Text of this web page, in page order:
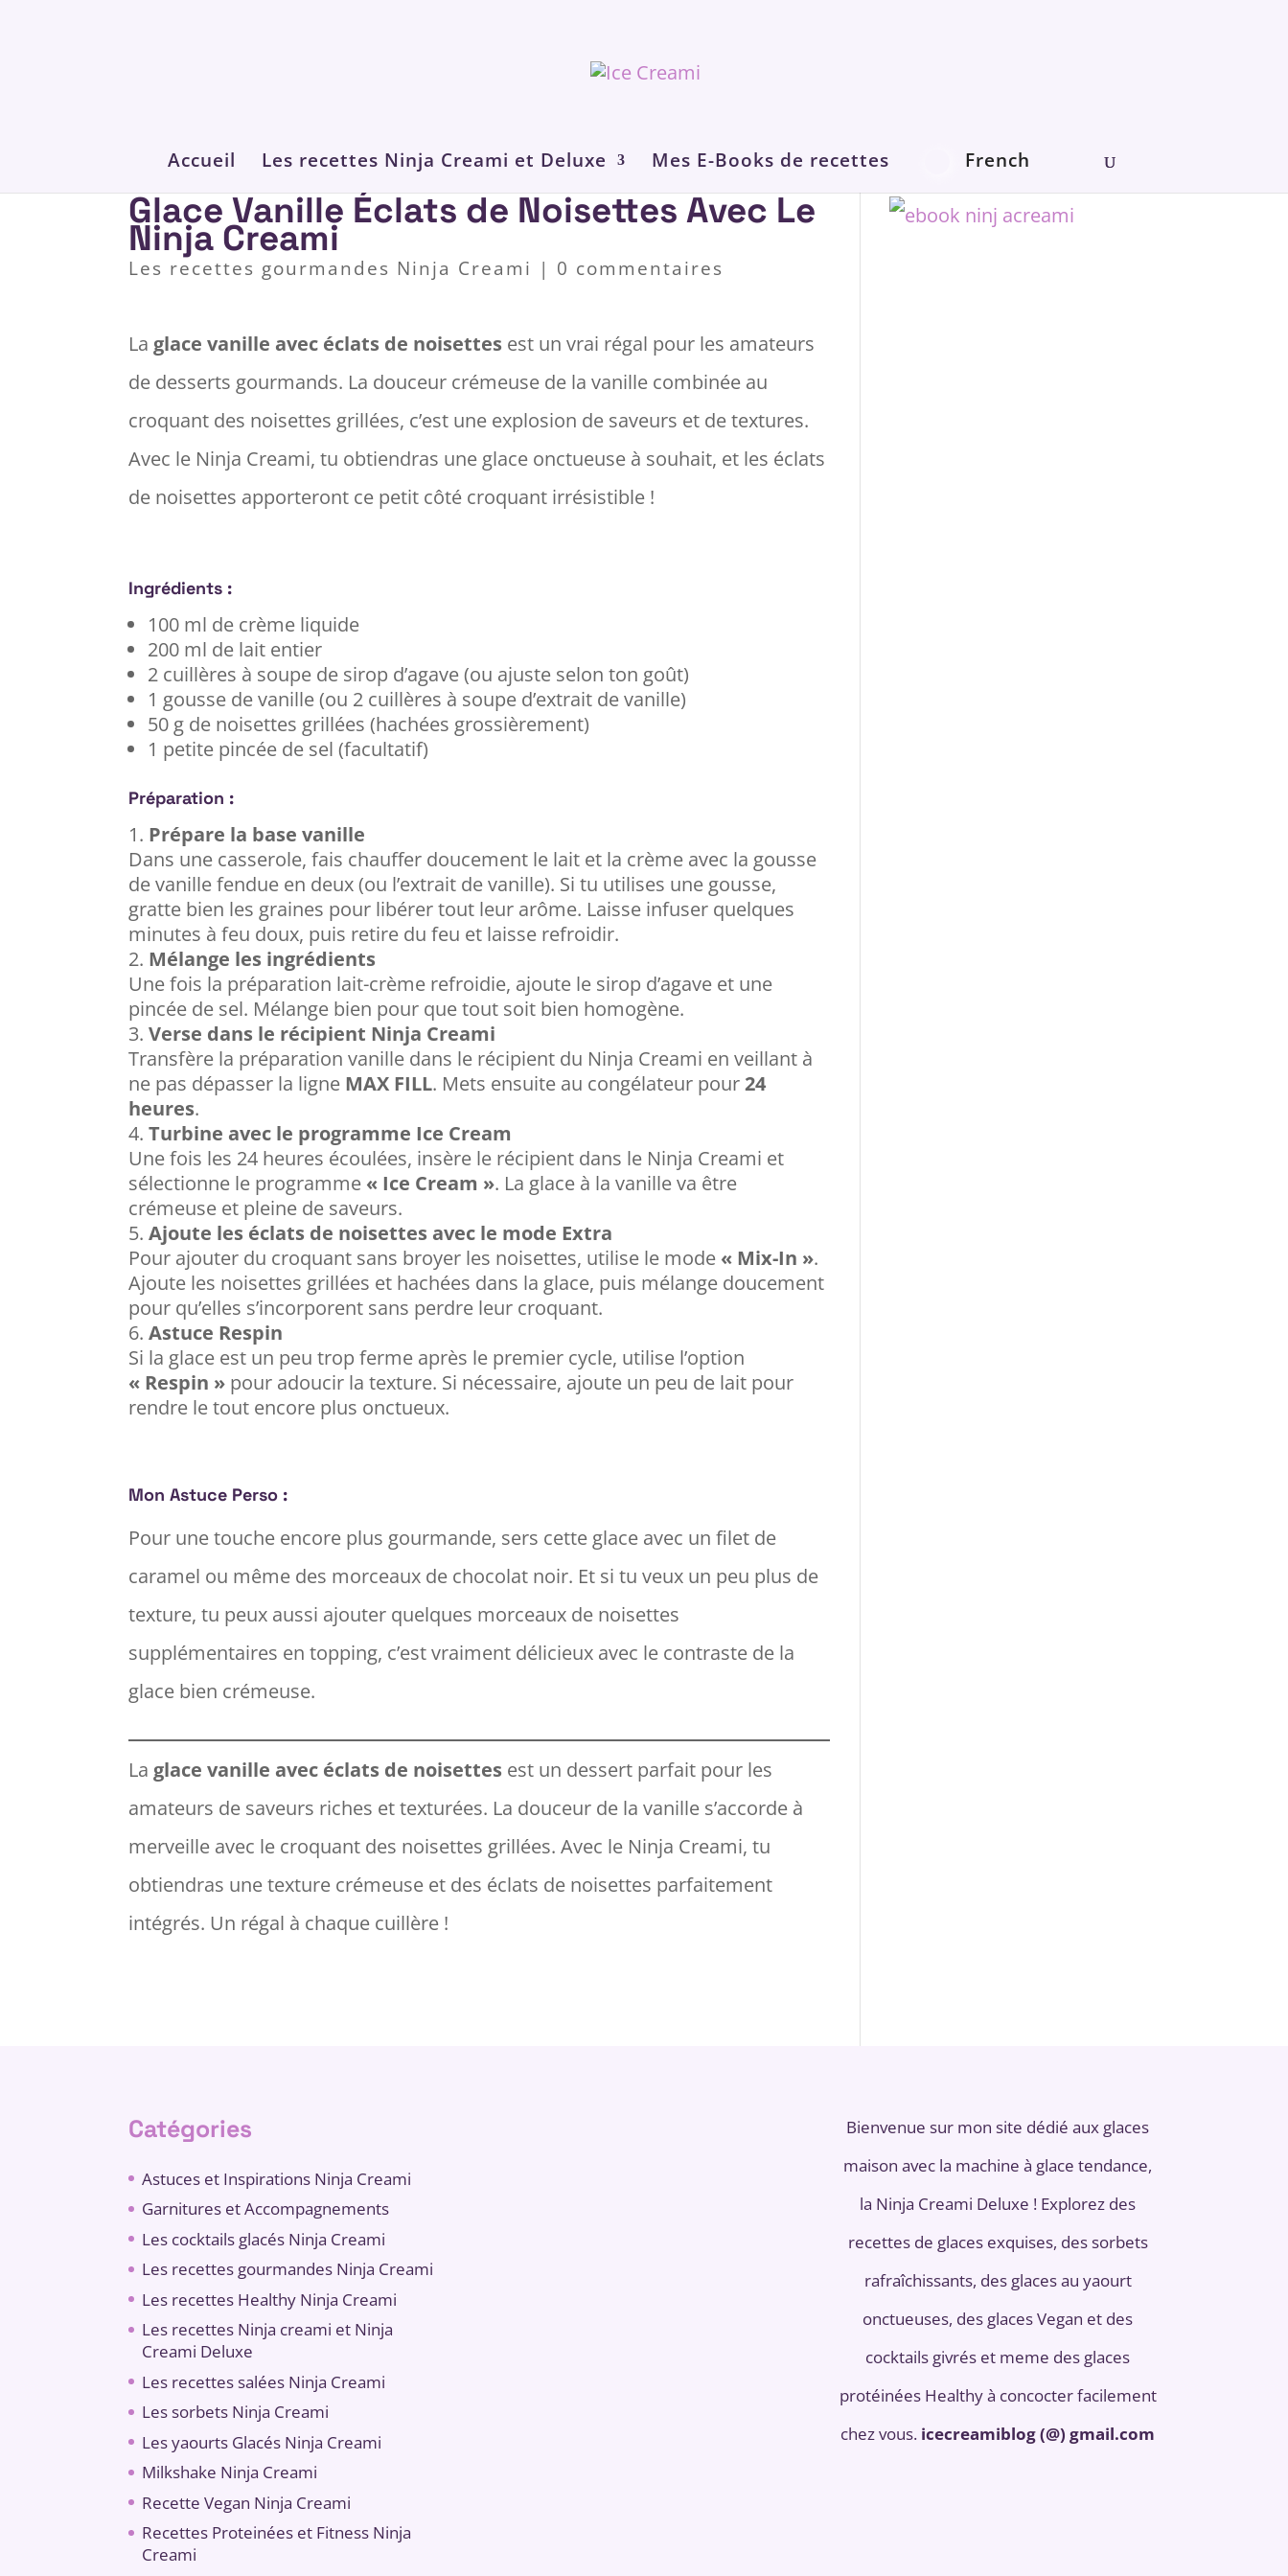
Accueil Les recettes Ninja Creami et Deluxe Mes E-Books de recettes French
Glace Vanille Éclats de Noisettes Avec Le
Ninja Creami
Les recettes gourmandes Ninja Creami | 0 commentaires
La glace vanille avec éclats de noisettes est un vrai régal pour les amateurs
de desserts gourmands. La douceur crémeuse de la vanille combinée au
croquant des noisettes grillées, c’est une explosion de saveurs et de textures.
Avec le Ninja Creami, tu obtiendras une glace onctueuse à souhait, et les éclats
de noisettes apporteront ce petit côté croquant irrésistible !
Ingrédients :
100 ml de crème liquide
200 ml de lait entier
2 cuillères à soupe de sirop d’agave (ou ajuste selon ton goût)
1 gousse de vanille (ou 2 cuillères à soupe d’extrait de vanille)
50 g de noisettes grillées (hachées grossièrement)
1 petite pincée de sel (facultatif)
Préparation :
Prépare la base vanille
Dans une casserole, fais chauffer doucement le lait et la crème avec la gousse
de vanille fendue en deux (ou l’extrait de vanille). Si tu utilises une gousse,
gratte bien les graines pour libérer tout leur arôme. Laisse infuser quelques
minutes à feu doux, puis retire du feu et laisse refroidir.
Mélange les ingrédients
Une fois la préparation lait-crème refroidie, ajoute le sirop d’agave et une
pincée de sel. Mélange bien pour que tout soit bien homogène.
Verse dans le récipient Ninja Creami
Transfère la préparation vanille dans le récipient du Ninja Creami en veillant à
ne pas dépasser la ligne MAX FILL. Mets ensuite au congélateur pour24
heures.
Turbine avec le programme Ice Cream
Une fois les 24 heures écoulées, insère le récipient dans le Ninja Creami et
sélectionne le programme « Ice Cream ». La glace à la vanille va être
crémeuse et pleine de saveurs.
Ajoute les éclats de noisettes avec le mode Extra
Pour ajouter du croquant sans broyer les noisettes, utilise le mode « Mix-In ».
Ajoute les noisettes grillées et hachées dans la glace, puis mélange doucement
pour qu’elles s’incorporent sans perdre leur croquant.
Astuce Respin
Si la glace est un peu trop ferme après le premier cycle, utilise l’option
« Respin » pour adoucir la texture. Si nécessaire, ajoute un peu de lait pour
rendre le tout encore plus onctueux.
Mon Astuce Perso :
Pour une touche encore plus gourmande, sers cette glace avec un filet de
caramel ou même des morceaux de chocolat noir. Et si tu veux un peu plus de
texture, tu peux aussi ajouter quelques morceaux de noisettes
supplémentaires en topping, c’est vraiment délicieux avec le contraste de la
glace bien crémeuse.
La glace vanille avec éclats de noisettes est un dessert parfait pour les
amateurs de saveurs riches et texturées. La douceur de la vanille s’accorde à
merveille avec le croquant des noisettes grillées. Avec le Ninja Creami, tu
obtiendras une texture crémeuse et des éclats de noisettes parfaitement
intégrés. Un régal à chaque cuillère !
Catégories
Astuces et Inspirations Ninja Creami
Garnitures et Accompagnements
Les cocktails glacés Ninja Creami
Les recettes gourmandes Ninja Creami
Les recettes Healthy Ninja Creami
Les recettes Ninja creami et Ninja
Creami Deluxe
Les recettes salées Ninja Creami
Les sorbets Ninja Creami
Les yaourts Glacés Ninja Creami
Milkshake Ninja Creami
Recette Vegan Ninja Creami
Recettes Proteinées et Fitness Ninja
Creami
Bienvenue sur mon site dédié aux glaces
maison avec la machine à glace tendance,
la Ninja Creami Deluxe ! Explorez des
recettes de glaces exquises, des sorbets
rafraîchissants, des glaces au yaourt
onctueuses, des glaces Vegan et des
cocktails givrés et meme des glaces
protéinées Healthy à concocter facilement
chez vous. icecreamiblog (@) gmail.com